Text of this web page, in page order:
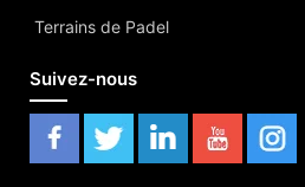
Terrains de Padel
Suivez-nous